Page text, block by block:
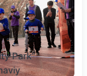
Park”